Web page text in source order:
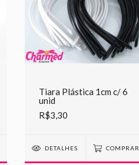
Tiara Plástica 1cm c/ 6
unid
R$3,30
DETALHES COMPRAR